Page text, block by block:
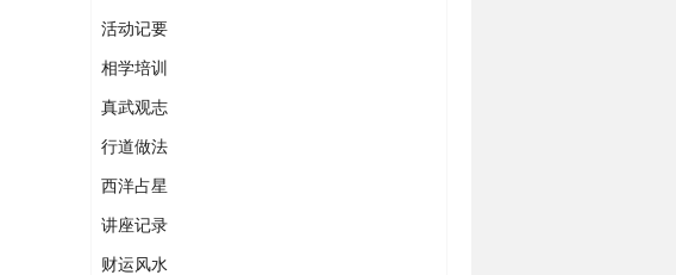
活动记要
相学培训
真武观志
行道做法
西洋占星
讲座记录
财运风水